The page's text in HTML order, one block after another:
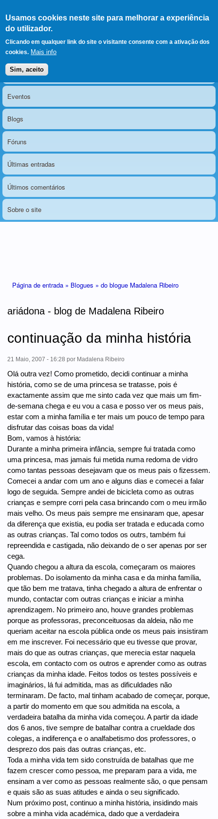
Usamos cookies neste site para melhorar a experiência
do utilizador.
Clicando em qualquer link do site o visitante consente com a ativação dos
cookies. Mais info
Sim, aceito
LERPARAVER , ir para a
página principal
O portal da visão diferente
Menu principal
Notícias
Eventos
Blogs
Fóruns
Últimas entradas
Últimos comentários
Sobre o site
Página de entrada » Blogues » do blogue Madalena Ribeiro
ariádona - blog de Madalena Ribeiro
continuação da minha história
21 Maio, 2007 - 16:28 por Madalena Ribeiro
Olá outra vez! Como prometido, decidi continuar a minha
história, como se de uma princesa se tratasse, pois é
exactamente assim que me sinto cada vez que mais um fim-
de-semana chega e eu vou a casa e posso ver os meus pais,
estar com a minha família e ter mais um pouco de tempo para
disfrutar das coisas boas da vida!
Bom, vamos à história:
Durante a minha primeira infância, sempre fui tratada como
uma princesa, mas jamais fui metida numa redoma de vidro
como tantas pessoas desejavam que os meus pais o fizessem.
Comecei a andar com um ano e alguns dias e comecei a falar
logo de seguida. Sempre andei de bicicleta como as outras
crianças e sempre corri pela casa brincando com o meu irmão
mais velho. Os meus pais sempre me ensinaram que, apesar
da diferença que existia, eu podia ser tratada e educada como
as outras crianças. Tal como todos os outrs, também fui
repreendida e castigada, não deixando de o ser apenas por ser
cega.
Quando chegou a altura da escola, começaram os maiores
problemas. Do isolamento da minha casa e da minha família,
que tão bem me tratava, tinha chegado a altura de enfrentar o
mundo, contactar com outras crianças e iniciar a minha
aprendizagem. No primeiro ano, houve grandes problemas
porque as professoras, preconceituosas da aldeia, não me
queriam aceitar na escola pública onde os meus pais insistiram
em me inscrever. Foi necessário que eu tivesse que provar,
mais do que as outras crianças, que merecia estar naquela
escola, em contacto com os outros e aprender como as outras
crianças da minha idade. Feitos todos os testes possíveis e
imaginários, lá fui admitida, mas as dificuldades não
terminaram. De facto, mal tinham acabado de começar, porque,
a partir do momento em que sou admitida na escola, a
verdadeira batalha da minha vida começou. A partir da idade
dos 6 anos, tive sempre de batalhar contra a crueldade dos
colegas, a indiferença e o analfabetismo dos professores, o
desprezo dos pais das outras crianças, etc.
Toda a minha vida tem sido construída de batalhas que me
fazem crescer como pessoa, me preparam para a vida, me
ensinam a ver como as pessoas realmente são, o que pensam
e quais são as suas atitudes e ainda o seu significado.
Num próximo post, continuo a minha história, insidindo mais
sobre a minha vida académica, dado que a verdadeira